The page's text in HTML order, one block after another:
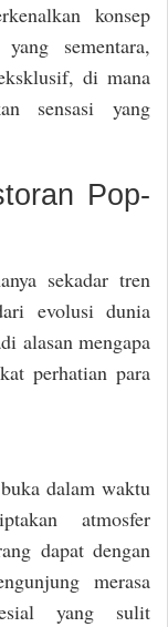
konsep
sementara,
di mana
sensasi yang
Pop-
sekadar tren
evolusi dunia
alasan mengapa
perhatian para
dalam waktu
atmosfer
dapat dengan
merasa
yang sulit